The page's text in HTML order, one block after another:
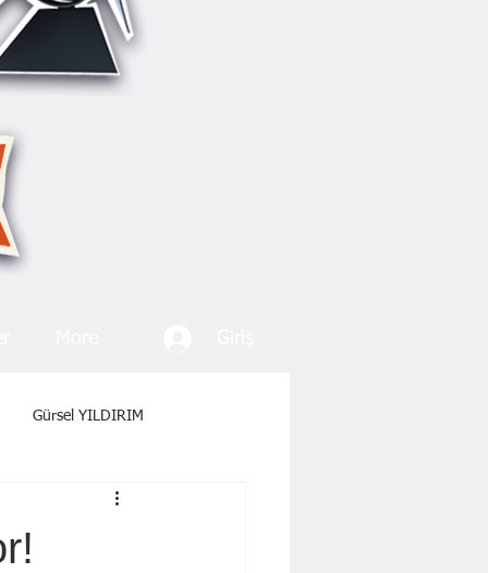
Gürsel YILDIRIM
Yavuz KALYONCU